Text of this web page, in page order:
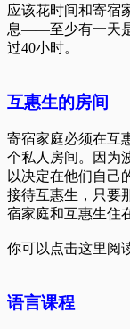
应该花时间和寄宿
息——至少有一天
过40小时。
互惠生的房间
寄宿家庭必须在互
个私人房间。因为
以决定在他们自己
接待互惠生，只要
宿家庭和互惠生住
你可以点击这里阅
语言课程